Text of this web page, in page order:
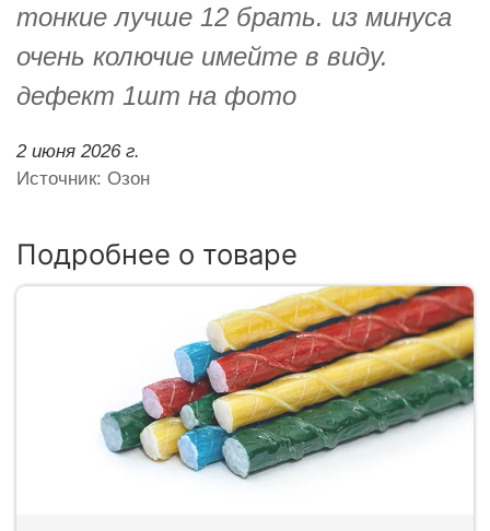
тонкие лучше 12 брать. из минуса
очень колючие имейте в виду.
дефект 1шт на фото
2 июня 2026 г.
Источник: Озон
Подробнее о товаре